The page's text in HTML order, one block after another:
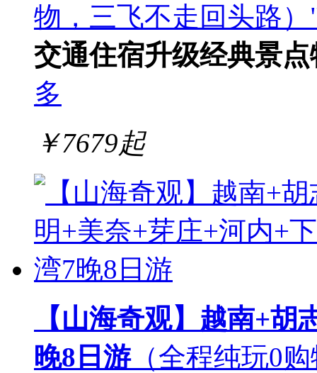
物，三飞不走回头路
交通住宿升级经典景点
多
￥7679起
【山海奇观】越南+
晚8日游（全程纯玩0